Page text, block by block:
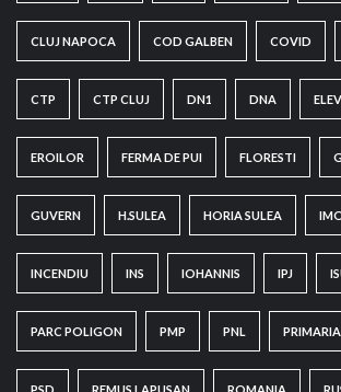
CLUJ NAPOCA COD GALBEN COVID
CTP CTP CLUJ DN1 DNA
EROILOR FERMA DE PUI FLORESTI
GUVERN H.SULEA HORIA SULEA
INCENDIU INS IOHANNIS IPJ
PARC POLIGON PMP PNL